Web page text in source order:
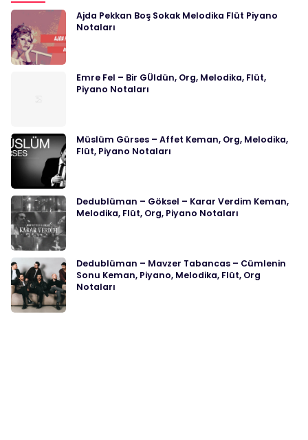
Ajda Pekkan Boş Sokak Melodika Flüt Piyano
Notaları
Emre Fel – Bir GÜldün, Org, Melodika, Flüt,
Piyano Notaları
Müslüm Gürses – Affet Keman, Org, Melodika,
Flüt, Piyano Notaları
Dedublüman – Göksel – Karar Verdim Keman,
Melodika, Flüt, Org, Piyano Notaları
Dedublüman – Mavzer Tabancas – Cümlenin
Sonu Keman, Piyano, Melodika, Flüt, Org
Notaları